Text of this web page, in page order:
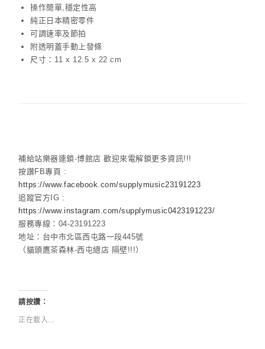
操作簡單,穩定性高
純正日本精密零件
可調速率及節拍
附透明蓋手動上發條
尺寸：11 x 12.5 x 22 cm
補給站樂器連鎖-博館店 歡迎來電解鎖更多資訊!!!
按讚FB專頁 :
https://www.facebook.com/supplymusic23191223
追蹤官方IG :
https://www.instagram.com/supplymusic0423191223/
服務專線：04-23191223
地址：台中市北區西屯路一段445號
（貓頭鷹茶森林-西屯總店 隔壁!!!）
請按讚：
正在載入...